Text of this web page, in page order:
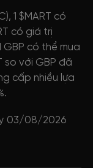
1 $MART có
có giá trị
GBP có thể mua
so với GBP đã
cấp nhiều lựa
03/08/2026